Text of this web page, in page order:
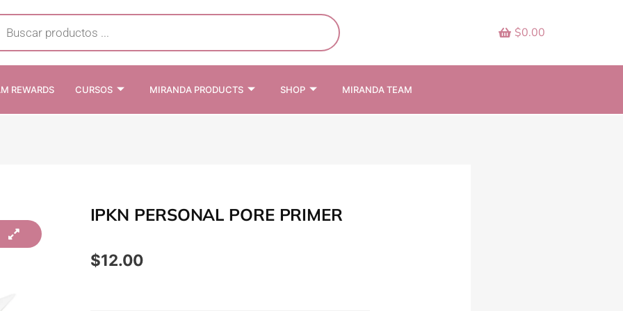
$0.00
REWARDS CURSOS MIRANDA PRODUCTS SHOP MIRANDA TEAM
IPKN PERSONAL PORE PRIMER
$12.00